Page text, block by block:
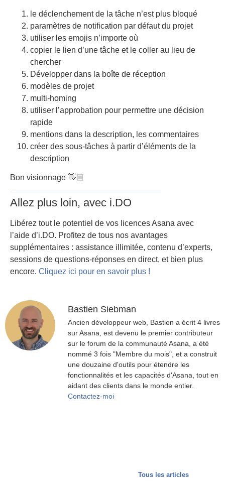
le déclenchement de la tâche n’est plus bloqué
paramètres de notification par défaut du projet
utiliser les emojis n’importe où
copier le lien d’une tâche et le coller au lieu de
chercher
Développer dans la boîte de réception
modèles de projet
multi-homing
utiliser l’approbation pour permettre une décision
rapide
mentions dans la description, les commentaires
créer des sous-tâches à partir d’éléments de la
description
Bon visionnage 👋🏼
Allez plus loin, avec i.DO
Libérez tout le potentiel de vos licences Asana avec
l’aide d’i.DO. Profitez de tous nos avantages
supplémentaires : assistance illimitée, contenu d’experts,
sessions de questions-réponses en direct, et bien plus
encore. Cliquez ici pour en savoir plus !
Bastien Siebman
Ancien développeur web, Bastien a écrit 4 livres
sur Asana, est devenu le premier contributeur
sur le forum de la communauté Asana, a été
nommé 3 fois "Membre du mois", et a construit
une douzaine d'outils pour étendre les
fonctionnalités et les capacités d'Asana, tout en
aidant des clients dans le monde entier.
Contactez-moi
Tous les articles